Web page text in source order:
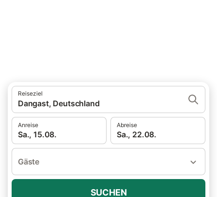
Reiseziel
Dangast, Deutschland
Anreise
Sa., 15.08.
Abreise
Sa., 22.08.
Gäste
SUCHEN